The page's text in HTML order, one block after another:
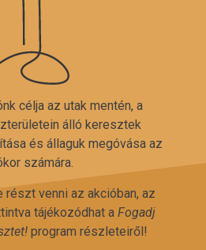
célja az utak mentén, a
álló keresztek
és állaguk megóvása az
számára.
részt venni az akcióban, az
tájékozódhat a Fogadj
program részleteiről!